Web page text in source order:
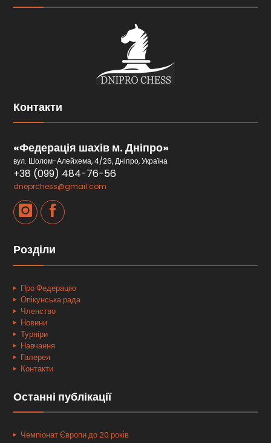
Контакти
«Федерація шахів м. Дніпро»
вул. Шолом-Алейхема, 4/26, Дніпро, Україна
+38 (099) 484-76-56
dneprchess@gmail.com
Розділи
Про Федерацію
Опікунська рада
Членство
Новини
Турніри
Навчання
Галерея
Контакти
Останні публікації
Чемпіонат Європи до 20 років